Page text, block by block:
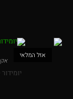
אקססוריז לסיגרים,